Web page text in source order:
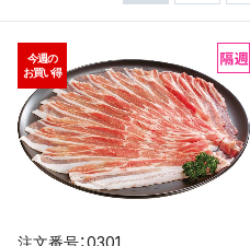
0301
今週の
お買い得